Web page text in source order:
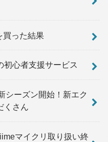
買った結果
初心者支援サービス
シーズン開始！新エク
くさん
マイクリ取り扱い終